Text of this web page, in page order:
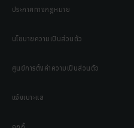
ประกาศทางกฎหมาย
นโยบายความเป็นส่วนตัว
ศูนย์การตั้งค่าความเป็นส่วนตัว
แจ้งเบาะแส